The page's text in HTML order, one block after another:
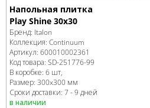
Напольная плитка
Play Shine 30x30
Бренд: Italon
Коллекция: Continuum
Артикул: 600010002361
Код товара: SD-251776-99
В коробке: 6 шт,
Размер: 300x300 мм
Сроки доставки: 7 - 9 дней
в наличии